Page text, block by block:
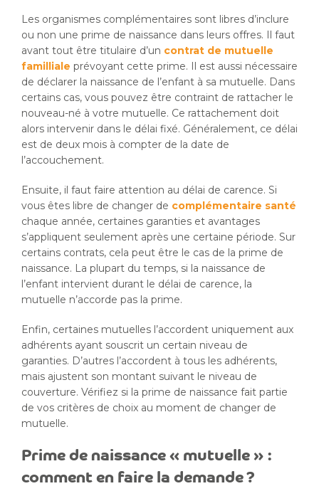
Les organismes complémentaires sont libres d’inclure
ou non une prime de naissance dans leurs offres. Il faut
avant tout être titulaire d’un contrat de mutuelle
familliale prévoyant cette prime. Il est aussi nécessaire
de déclarer la naissance de l’enfant à sa mutuelle. Dans
certains cas, vous pouvez être contraint de rattacher le
nouveau-né à votre mutuelle. Ce rattachement doit
alors intervenir dans le délai fixé. Généralement, ce délai
est de deux mois à compter de la date de
l’accouchement.
Ensuite, il faut faire attention au délai de carence. Si
vous êtes libre de changer de complémentaire santé
chaque année, certaines garanties et avantages
s’appliquent seulement après une certaine période. Sur
certains contrats, cela peut être le cas de la prime de
naissance. La plupart du temps, si la naissance de
l’enfant intervient durant le délai de carence, la
mutuelle n’accorde pas la prime.
Enfin, certaines mutuelles l’accordent uniquement aux
adhérents ayant souscrit un certain niveau de
garanties. D’autres l’accordent à tous les adhérents,
mais ajustent son montant suivant le niveau de
couverture. Vérifiez si la prime de naissance fait partie
de vos critères de choix au moment de changer de
mutuelle.
Prime de naissance « mutuelle » :
comment en faire la demande ?